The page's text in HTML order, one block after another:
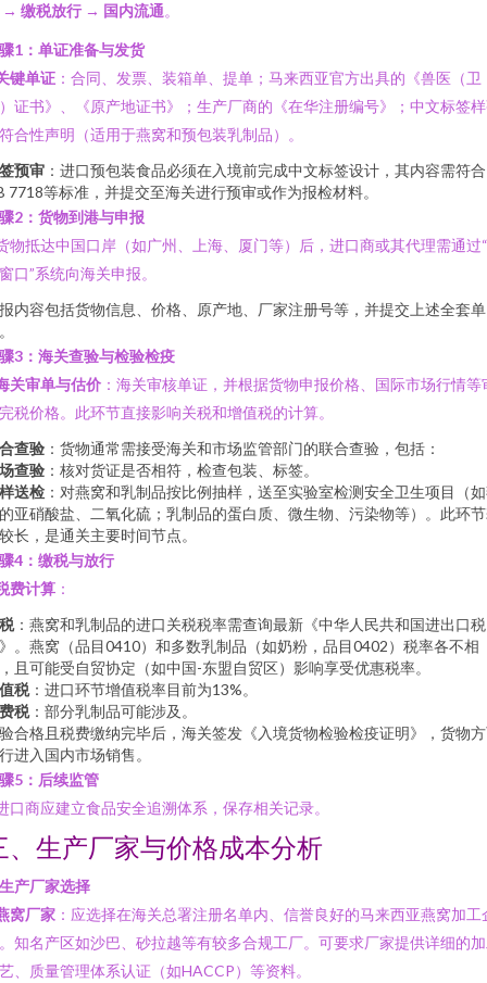
→ 缴税放行 → 国内流通。
1：单证准备与发货
键单证 ：合同、发票、装箱单、提单；马来西亚官方出具的《兽医（卫
证书》、《原产地证书》；生产厂商的《在华注册编号》；中文标签
合性声明（适用于燕窝和预包装乳制品）。
预审 ：进口预包装食品必须在入境前完成中文标签设计，其内容需符合
7718等标准，并提交至海关进行预审或作为报检材料。
2：货物到港与申报
物抵达中国口岸（如广州、上海、厦门等）后，进口商或其代理需通过
口”系统向海关申报。
内容包括货物信息、价格、原产地、厂家注册号等，并提交上述全套单
3：海关查验与检验检疫
关审单与估价 ：海关审核单证，并根据货物申报价格、国际市场行情等
税价格。此环节直接影响关税和增值税的计算。
查验 ：货物通常需接受海关和市场监管部门的联合查验，包括：
查验 ：核对货证是否相符，检查包装、标签。
送检 ：对燕窝和乳制品按比例抽样，送至实验室检测安全卫生项目（
亚硝酸盐、二氧化硫；乳制品的蛋白质、微生物、污染物等）。此环
长，是通关主要时间节点。
4：缴税与放行
费计算 ：
：燕窝和乳制品的进口关税税率需查询最新《中华人民共和国进出口税
。燕窝（品目0410）和多数乳制品（如奶粉，品目0402）税率各不相
且可能受自贸协定（如中国-东盟自贸区）影响享受优惠税率。
税：进口环节增值税率目前为13%。
税：部分乳制品可能涉及。
合格且税费缴纳完毕后，海关签发《入境货物检验检疫证明》，货物
进入国内市场销售。
5：后续监管
口商应建立食品安全追溯体系，保存相关记录。
、生产厂家与价格成本分析
产厂家选择
窝厂家 ：应选择在海关总署注册名单内、信誉良好的马来西亚燕窝加工
知名产区如沙巴、砂拉越等有较多合规工厂。可要求厂家提供详细的
、质量管理体系认证（如HACCP）等资料。